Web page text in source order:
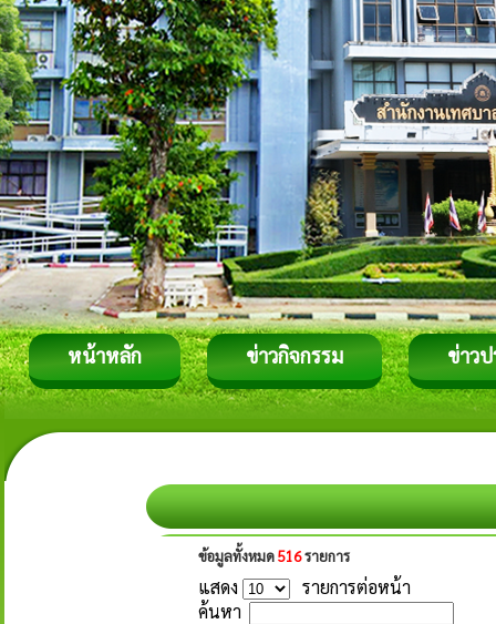
หน้าหลัก ข่าวกิจกรรม ข่าว
ข้อมูลทั้งหมด516รายการ
แสดง
รายการต่อหน้า
ค้นหา